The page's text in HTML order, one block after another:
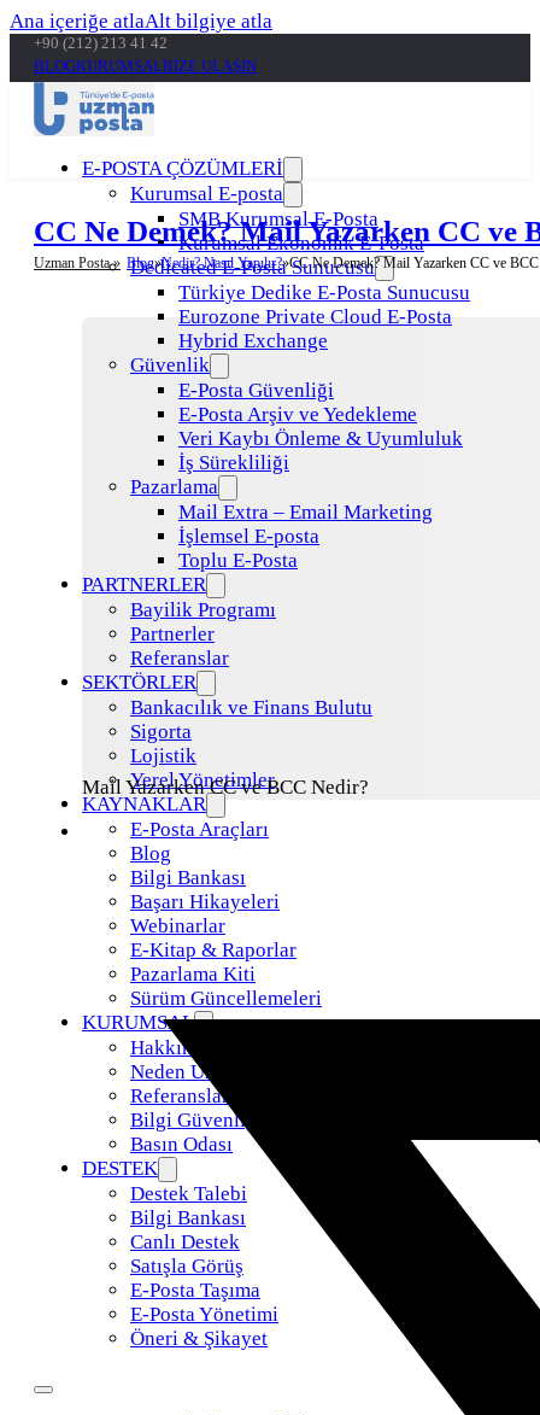
Ana içeriğe atlaAlt bilgiye atla
+90 (212) 213 41 42
BLOGKURUMSALBİZE ULAŞIN
E-POSTA ÇÖZÜMLERİ
Kurumsal E-posta
SMB Kurumsal E-Posta
Kurumsal Ekonomik E-Posta
Dedicated E-Posta Sunucusu
Türkiye Dedike E-Posta Sunucusu
Eurozone Private Cloud E-Posta
Hybrid Exchange
Güvenlik
E-Posta Güvenliği
E-Posta Arşiv ve Yedekleme
Veri Kaybı Önleme & Uyumluluk
İş Sürekliliği
Pazarlama
Mail Extra – Email Marketing
İşlemsel E-posta
Toplu E-Posta
PARTNERLER
Bayilik Programı
Partnerler
Referanslar
SEKTÖRLER
Bankacılık ve Finans Bulutu
Sigorta
Lojistik
Yerel Yönetimler
KAYNAKLAR
E-Posta Araçları
Blog
Bilgi Bankası
Başarı Hikayeleri
Webinarlar
E-Kitap & Raporlar
Pazarlama Kiti
Sürüm Güncellemeleri
KURUMSAL
Hakkımızda
Neden Uzman Posta
Referanslar
Bilgi Güvenliği Politikamız
Basın Odası
DESTEK
Destek Talebi
Bilgi Bankası
Canlı Destek
Satışla Görüş
E-Posta Taşıma
E-Posta Yönetimi
Öneri & Şikayet
CC Ne Demek? Mail Yazarken CC ve
Uzman Posta » Blog Nedir? Nasıl Yapılır? CC Ne Demek? Mail Yazarken CC ve
Mail Yazarken CC ve BCC Nedir?